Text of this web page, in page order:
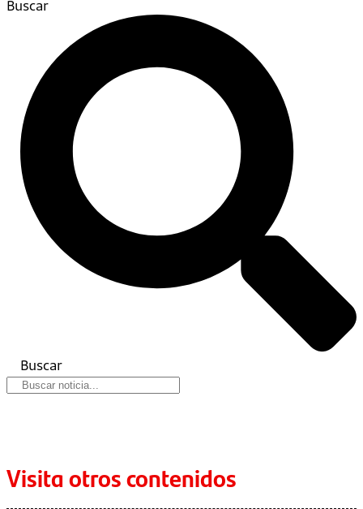
Buscar
Buscar
Visita otros contenidos